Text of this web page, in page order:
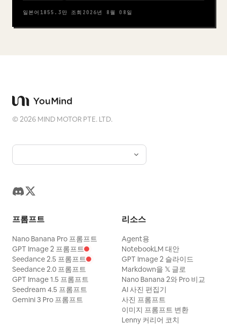
일본어 1855.3만 조회 2026년 8월 08일
©2026 MIND MOTOR PTE. LTD.
프롬프트
Nano Banana Pro 프롬프트
GPT Image 2 프롬프트
Seedance 2.5 프롬프트
Seedance 2.0 프롬프트
GPT Image 1.5 프롬프트
Seedream 4.5 프롬프트
Gemini 3 Pro 프롬프트
리소스
Agent용
NotebookLM 대안
GPT Image 2 슬라이드
Markdown을 𝕏 글로
Nano Banana 2와 Pro 비교
AI 사진 편집기
사진 프롬프트
이미지 프롬프트 변환
Lenny 커리어 코치